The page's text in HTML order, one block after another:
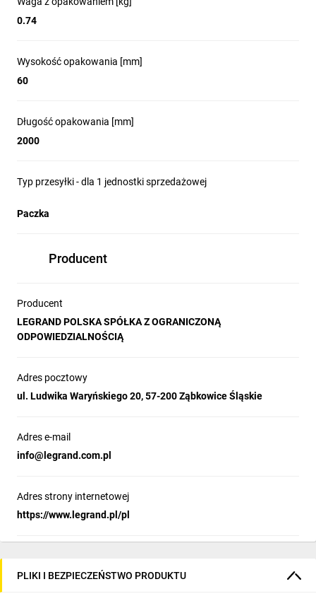
0.74
Wysokość opakowania [mm]
60
Długość opakowania [mm]
2000
Typ przesyłki - dla 1 jednostki sprzedażowej
Paczka
Producent
Producent
LEGRAND POLSKA SPÓŁKA Z OGRANICZONĄ
ODPOWIEDZIALNOŚCIĄ
Adres pocztowy
ul. Ludwika Waryńskiego 20, 57-200 Ząbkowice Śląskie
Adres e-mail
info@legrand.com.pl
Adres strony internetowej
https://www.legrand.pl/pl
PLIKI I BEZPIECZEŃSTWO PRODUKTU